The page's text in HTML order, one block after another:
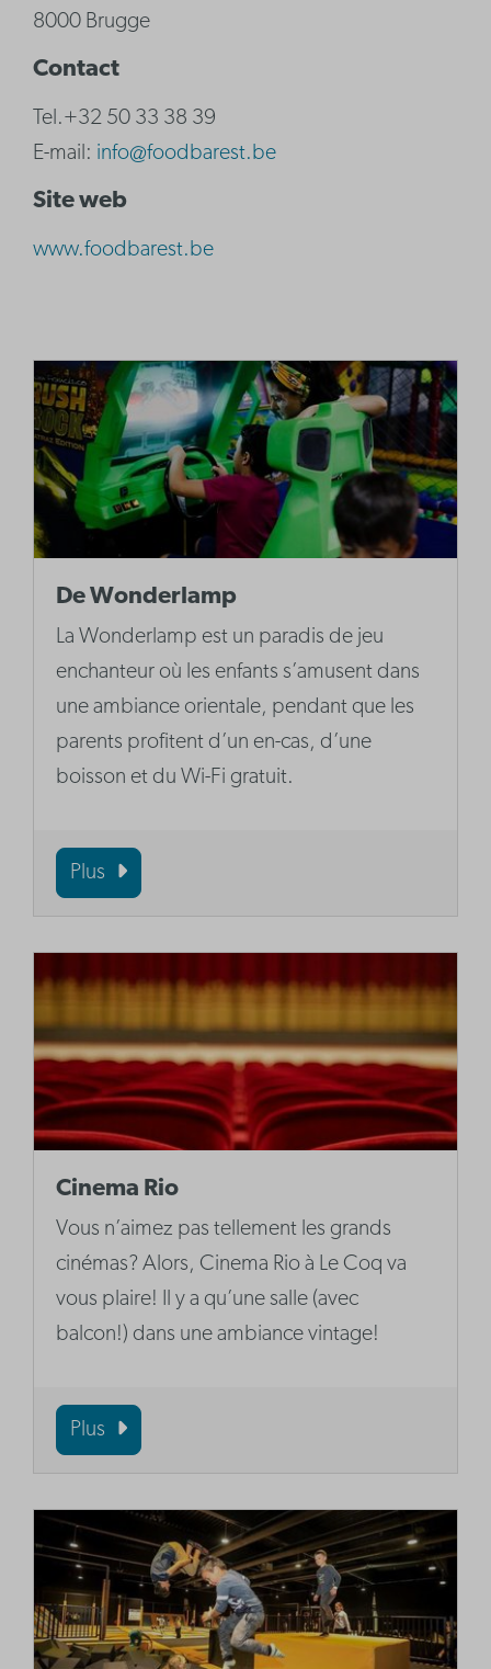
8000 Brugge
Contact
Tel.+32 50 33 38 39
E-mail: info@foodbarest.be
Site web
www.foodbarest.be
De Wonderlamp
La Wonderlamp est un paradis de jeu
enchanteur où les enfants s’amusent dans
une ambiance orientale, pendant que les
parents profitent d’un en-cas, d’une
boisson et du Wi-Fi gratuit.
Plus
Cinema Rio
Vous n’aimez pas tellement les grands
cinémas? Alors, Cinema Rio à Le Coq va
vous plaire! Il y a qu’une salle (avec
balcon!) dans une ambiance vintage!
Plus